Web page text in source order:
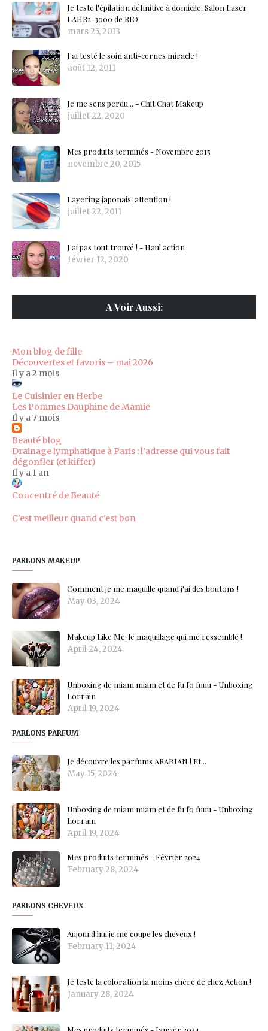
Je teste l'épilation définitive à domicile: Salon Laser
LAHR2-3000 de RIO
mars 25, 2013
J'ai testé le soin anti-cernes miracle !
août 12, 2011
Je me sens perdu... - Chit Chat Makeup
juillet 22, 2020
Mes produits terminés - Novembre 2015
novembre 20, 2015
Layering japonais: attention !
juillet 22, 2011
J'ai pas tout trouvé ! - Haul action
février 12, 2020
A Voir Aussi:
Mon blog de fille
Découvertes et favoris – mai 2026
Il y a 2 mois
Le Cuisinier en Herbe
Les Pommes Dauphine de Mamie
Il y a 7 mois
Beauté blog
Drainage lymphatique à Paris : l’adresse qui vous fait
dégonfler (et kiffer)
Il y a 1 an
Concentré de Beauté
C'est meilleur quand c'est bon
PARLONS MAKEUP
Comment je me maquille quand j'ai des boutons !
May 03, 2024
Makeup Like Me: le maquillage qui me ressemble !
April 24, 2024
Unboxing de miam miam et de fu fo fuuu - Unboxing
Lorrain
April 19, 2024
PARLONS PARFUM
Je découvre les parfums ARABIAN ! Et...
May 15, 2024
Unboxing de miam miam et de fu fo fuuu - Unboxing
Lorrain
April 19, 2024
Mes produits terminés - Février 2024
February 28, 2024
PARLONS CHEVEUX
Aujourd'hui je me coupe les cheveux !
February 11, 2024
Je teste la coloration la moins chère de chez Action !
January 28, 2024